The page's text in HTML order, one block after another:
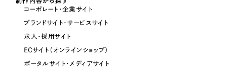
オレンジ・橙色
コーポレート・企業サイト
ブランドサイト・サービスサイト
求人・採用サイト
ECサイト（オンラインショップ）
ポータルサイト・メディアサイト